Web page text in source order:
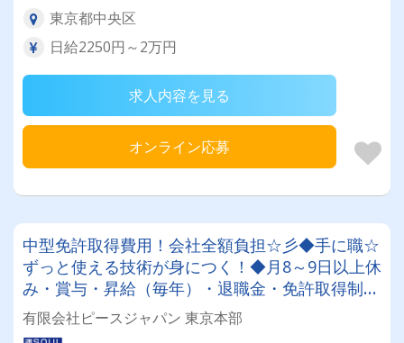
東京都中央区
日給2250円～2万円
求人内容を見る
オンライン応募
中型免許取得費用！会社全額負担☆彡◆手に職☆
ずっと使える技術が身につく！◆月8～9日以上休
み・賞与・昇給（毎年）・退職金・免許取得制度
や各種豊富な手当も充実♪月収30万～45万円♪未
経験スタートOK！！！
有限会社ピースジャパン 東京本部